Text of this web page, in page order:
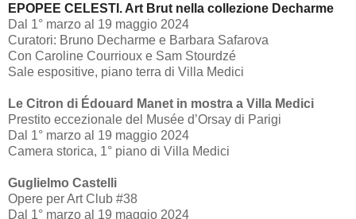
EPOPEE CELESTI. Art Brut nella collezione Decharme
Dal 1° marzo al 19 maggio 2024
Curatori: Bruno Decharme e Barbara Safarova
Con Caroline Courrioux e Sam Stourdzé
Sale espositive, piano terra di Villa Medici
Le Citron di Édouard Manet in mostra a Villa Medici
Prestito eccezionale del Musée d’Orsay di Parigi
Dal 1° marzo al 19 maggio 2024
Camera storica, 1° piano di Villa Medici
Guglielmo Castelli
Opere per Art Club #38
Dal 1° marzo al 19 maggio 2024